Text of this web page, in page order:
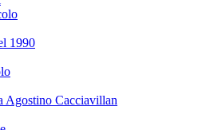
1990
Agostino Cacciavillan